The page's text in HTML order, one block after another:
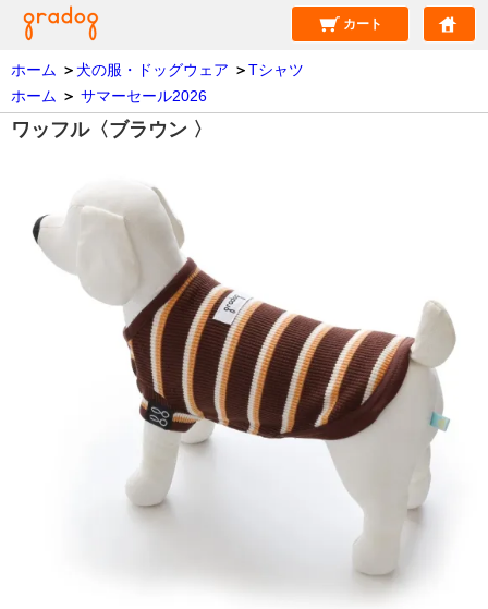
カート
ホーム ＞犬の服・ドッグウェア ＞Tシャツ
ホーム ＞ サマーセール2026
ワッフル〈ブラウン 〉